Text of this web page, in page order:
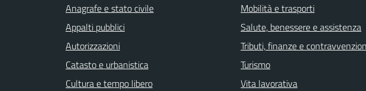
Anagrafe e stato civile
Appalti pubblici
Autorizzazioni
Catasto e urbanistica
Cultura e tempo libero
Mobilità e trasporti
Salute, benessere e assistenza
Tributi, finanze e
Turismo
Vita lavorativa